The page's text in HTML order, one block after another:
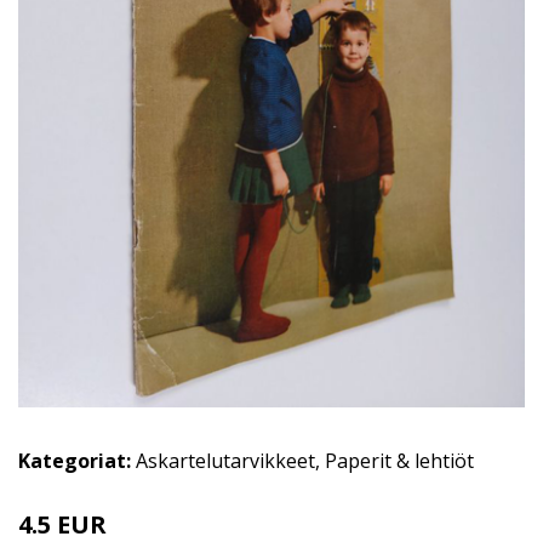
Kategoriat:Askartelutarvikkeet, Paperit & lehtiöt
4.5 EUR